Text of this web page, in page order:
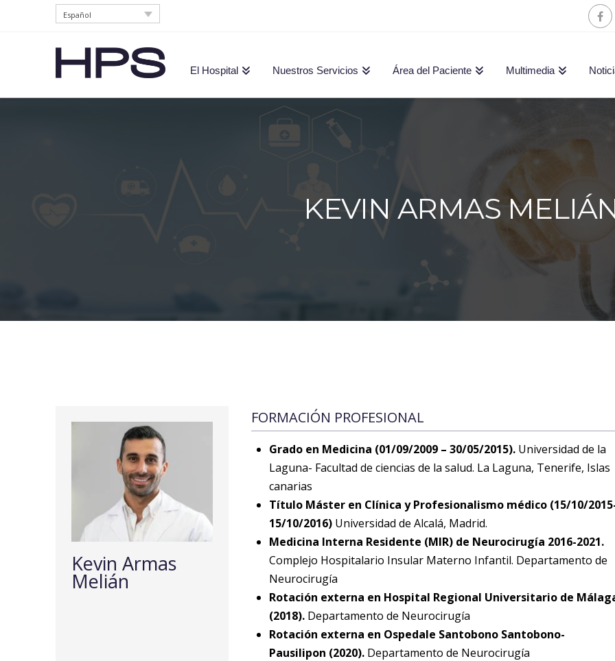
Español
HPS
Hospitales
El Hospital Nuestros Servicios Área del Paciente Multimedia
KEVIN ARMAS
Kevin Armas
Melián
FORMACIÓN PROFESIONAL
Grado en Medicina (01/09/2009 – 30/05/2015). Universidad de la
Laguna- Facultad de ciencias de la salud. La Laguna, Tenerife, Islas
canarias
Título Máster en Clínica y Profesionalismo médico (15/10/
15/10/2016) Universidad de Alcalá, Madrid.
Medicina Interna Residente (MIR) de Neurocirugía 2016-2021.
Complejo Hospitalario Insular Materno Infantil. Departamento de
Neurocirugía
Rotación externa en Hospital Regional Universitario de
(2018). Departamento de Neurocirugía
Rotación externa en Ospedale Santobono Santobono-
Pausilipon (2020). Departamento de Neurocirugía